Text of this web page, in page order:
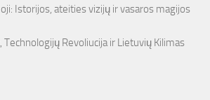
Istorijos, ateities vizijų ir vasaros magijos
Technologijų Revoliucija ir Lietuvių Kilimas